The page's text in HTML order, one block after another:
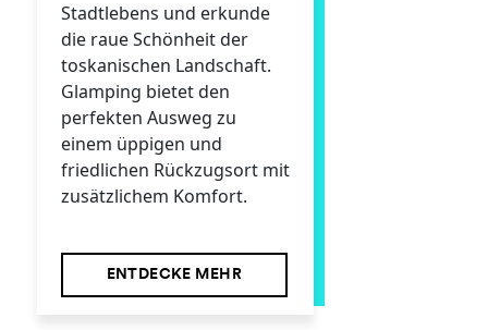
Stadtlebens und erkunde
die raue Schönheit der
toskanischen Landschaft.
Glamping bietet den
perfekten Ausweg zu
einem üppigen und
friedlichen Rückzugsort mit
zusätzlichem Komfort.
ENTDECKE MEHR